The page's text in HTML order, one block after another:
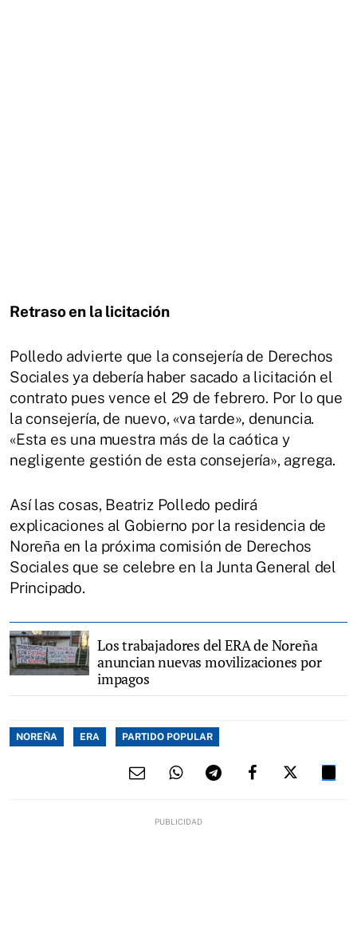
Retraso en la licitación
Polledo advierte que la consejería de Derechos
Sociales ya debería haber sacado a licitación el
contrato pues vence el 29 de febrero. Por lo que
la consejería, de nuevo, «va tarde», denuncia.
«Esta es una muestra más de la caótica y
negligente gestión de esta consejería», agrega.
Así las cosas, Beatriz Polledo pedirá
explicaciones al Gobierno por la residencia de
Noreña en la próxima comisión de Derechos
Sociales que se celebre en la Junta General del
Principado.
Los trabajadores del ERA de Noreña
anuncian nuevas movilizaciones por
impagos
NOREÑA ERA PARTIDO POPULAR